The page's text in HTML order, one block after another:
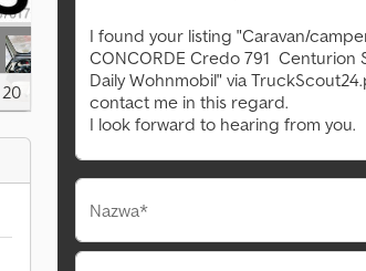
20
Nazwa*